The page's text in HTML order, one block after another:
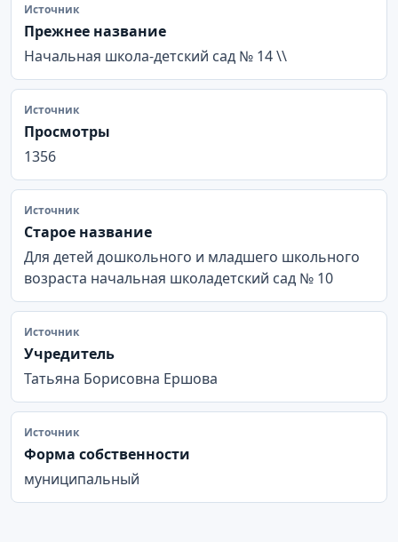
Источник
Прежнее название
Начальная школа-детский сад № 14 \\
Источник
Просмотры
1356
Источник
Старое название
Для детей дошкольного и младшего школьного
возраста начальная школадетский сад № 10
Источник
Учредитель
Татьяна Борисовна Ершова
Источник
Форма собственности
муниципальный